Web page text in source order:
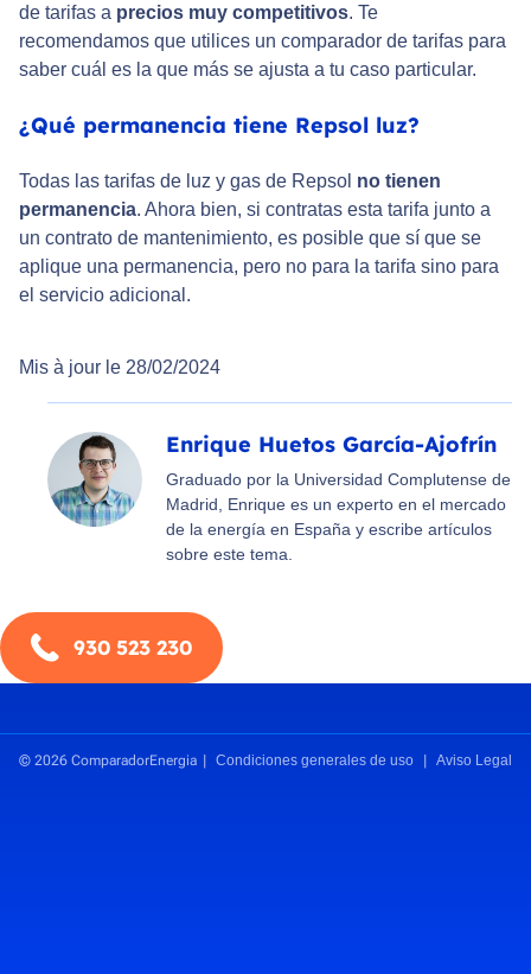
de tarifas a precios muy competitivos. Te
recomendamos que utilices un comparador de tarifas para
saber cuál es la que más se ajusta a tu caso particular.
¿Qué permanencia tiene Repsol luz?
Todas las tarifas de luz y gas de Repsol no tienen
permanencia. Ahora bien, si contratas esta tarifa junto a
un contrato de mantenimiento, es posible que sí que se
aplique una permanencia, pero no para la tarifa sino para
el servicio adicional.
Mis à jour le 28/02/2024
Enrique Huetos García-Ajofrín
Graduado por la Universidad Complutense de
Madrid, Enrique es un experto en el mercado
de la energía en España y escribe artículos
sobre este tema.
930 523 230
© 2026 ComparadorEnergia Condiciones generales de uso Aviso Legal